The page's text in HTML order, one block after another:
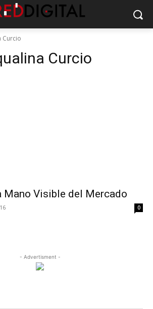
Curcio
Curcio
Mano Visible del Mercado
0
- Advertisment -